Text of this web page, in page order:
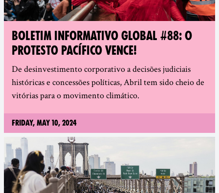
BOLETIM INFORMATIVO GLOBAL #88: O
PROTESTO PACÍFICO VENCE!
De desinvestimento corporativo a decisões judiciais
históricas e concessões políticas, Abril tem sido cheio de
vitórias para o movimento climático.
Friday, May 10, 2024